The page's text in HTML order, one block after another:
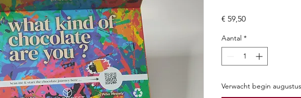
€ 59,50Prijs
Aantal *
Verwacht begin augustus